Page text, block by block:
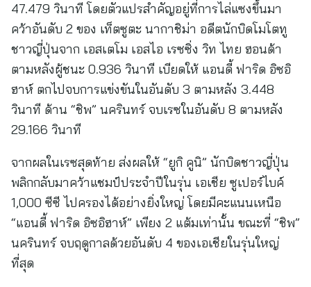
47.479 วินาที โดยตัวแปรสำคัญอยู่ที่การไล่แซงขึ้นมา
คว้าอันดับ 2 ของ เท็ตซูตะ นากาชิม่า อดีตนักบิดโมโตทู
ชาวญี่ปุ่นจาก เอสเตโม เอสไอ เรซซิ่ง วิท ไทย ฮอนด้า
ตามหลังผู้ชนะ 0.936 วินาที เบียดให้ แอนดี้ ฟาริด อิซอิ
ฮาห์ ตกไปจบการแข่งขันในอันดับ 3 ตามหลัง 3.448
วินาที ด้าน “ชิพ” นครินทร์ จบเรซในอันดับ 8 ตามหลัง
29.166 วินาที
จากผลในเรซสุดท้าย ส่งผลให้ “ยูกิ คูนิ” นักบิดชาวญี่ปุ่น
พลิกกลับมาคว้าแชมป์ประจำปีในรุ่น เอเชีย ซูเปอร์ไบค์
1,000 ซีซี ไปครองได้อย่างยิ่งใหญ่ โดยมีคะแนนเหนือ
“แอนดี้ ฟาริด อิซอิฮาห์” เพียง 2 แต้มเท่านั้น ขณะที่ “ชิพ”
นครินทร์ จบฤดูกาลด้วยอันดับ 4 ของเอเชียในรุ่นใหญ่
ที่สุด